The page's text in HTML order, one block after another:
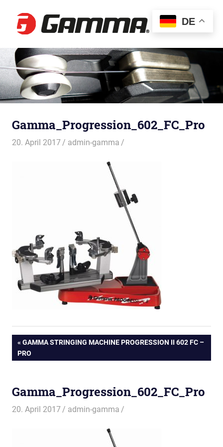
Zum
Inhalt
springen
Gamma
Gamma_Progression_602_FC_Pro
20. April 2017 admin-gamma
Beitragsnavigation
VORHERIGER
BEITRAG:
GAMMA STRINGING MACHINE PROGRESSION II 602 FC –
PRO
Gamma_Progression_602_FC_Pro
20. April 2017 admin-gamma
DE